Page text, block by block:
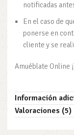
notificadas
En el caso de
ponerse en
cliente y se
Amuéblate Online
Información
Valoraciones (5)